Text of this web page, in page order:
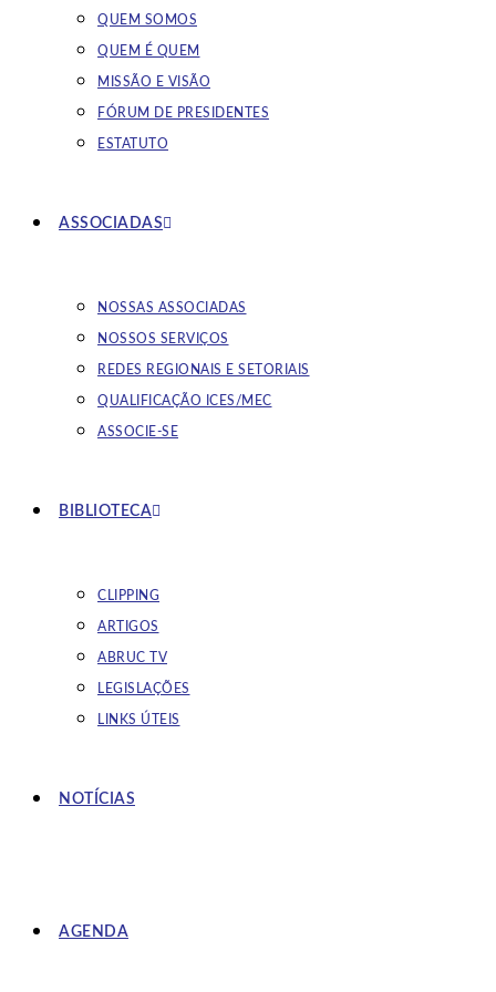
QUEM SOMOS
QUEM É QUEM
MISSÃO E VISÃO
FÓRUM DE PRESIDENTES
ESTATUTO
ASSOCIADAS
NOSSAS ASSOCIADAS
NOSSOS SERVIÇOS
REDES REGIONAIS E SETORIAIS
QUALIFICAÇÃO ICES/MEC
ASSOCIE-SE
BIBLIOTECA
CLIPPING
ARTIGOS
ABRUC TV
LEGISLAÇÕES
LINKS ÚTEIS
NOTÍCIAS
AGENDA